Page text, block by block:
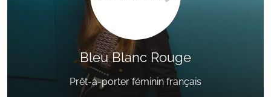
Bleu Blanc Rouge
Prêt-à-porter féminin français